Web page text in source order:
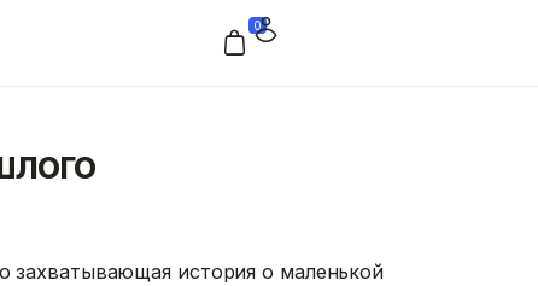
0
захватывающая история о маленькой